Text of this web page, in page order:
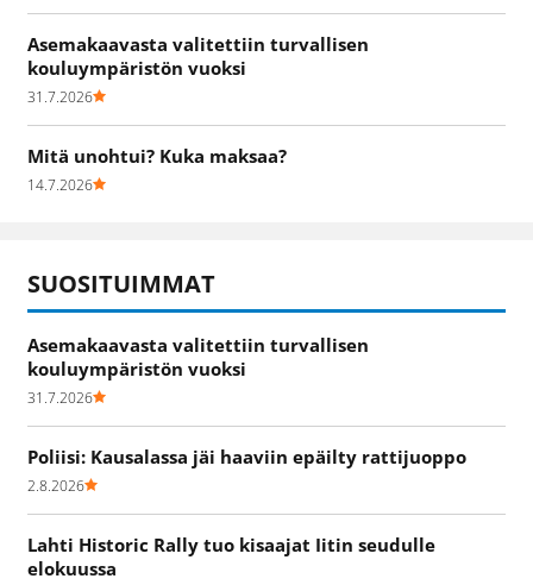
Asemakaavasta valitettiin turvallisen
kouluympäristön vuoksi
31.7.2026
Mitä unohtui? Kuka maksaa?
14.7.2026
SUOSITUIMMAT
Asemakaavasta valitettiin turvallisen
kouluympäristön vuoksi
31.7.2026
Poliisi: Kausalassa jäi haaviin epäilty rattijuoppo
2.8.2026
Lahti Historic Rally tuo kisaajat Iitin seudulle
elokuussa